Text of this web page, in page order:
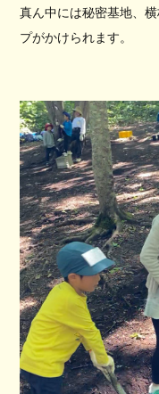
真ん中には秘密基地、
プがかけられます。